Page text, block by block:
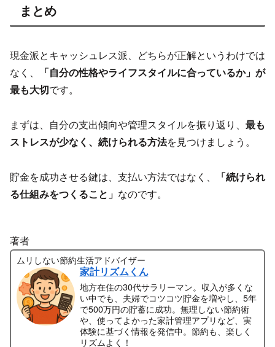
まとめ
現金派とキャッシュレス派、どちらが正解というわけでは
なく、
「自分の性格やライフスタイルに合っているか」が
最も大切です。
まずは、自分の支出傾向や管理スタイルを振り返り、 最も
ストレスが少なく、続けられる方法を見つけましょう。
貯金を成功させる鍵は、支払い方法ではなく、
「続けられ
る仕組みをつくること」 なのです。
著者
ムリしない節約生活アドバイザー
家計リズムくん
地方在住の30代サラリーマン。収入が多くな
い中でも、夫婦でコツコツ貯金を増やし、5年
で500万円の貯蓄に成功。無理しない節約術
や、使ってよかった家計管理アプリなど、実
体験に基づく情報を発信中。節約も、楽しく
リズムよく！